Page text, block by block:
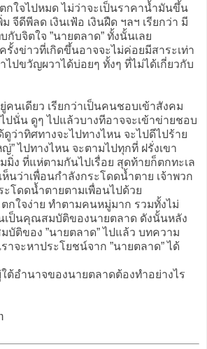
กใจไปหมด ไม่ว่าจะเป็นราคาน้ำมันขึ้น
จีดีพีลด เงินเฟ้อ เงินฝืด ฯลฯ เรียกว่า มี
บจิตใจ ”นายตลาด” ทั้งนั้นเลย
รั้งข่าวที่เกิดขึ้นอาจจะไม่ค่อยมีสาระเท่า
ไปขวัญผวาได้บ่อยๆ ทั้งๆ ที่ไม่ได้เกี่ยวกับ
คนเดียว เรียกว่าเป็นคนชอบเข้าสังคม
ไปนั่น ดูๆ ไปแล้วบางทีอาจจะเข้าข่ายชอบ
ว่าทิศทางจะไปทางไหน จะไปดีไปร้าย
” ไปทางไหน จะตามไปทุกที่ ฝรั่งเขา
มิ่ง ที่แห่ตามกันไปเรื่อย สุดท้ายก็ตกทะเล
นว่าเพื่อนกำลังกระโดดน้ำตาย เจ้าพวก
ะโดดน้ำตายตามเพื่อนไปด้วย
กใจง่าย ทำตามคนหมู่มาก รวมทั้งไม่
เป็นคุณสมบัติของนายตลาด ดังนั้นหลัง
บัติของ ”นายตลาด” ไปแล้ว บทความ
าจะหาประโยชน์จาก ”นายตลาด” ได้
ต้อำนาจของนายตลาดต้องทำอย่างไร